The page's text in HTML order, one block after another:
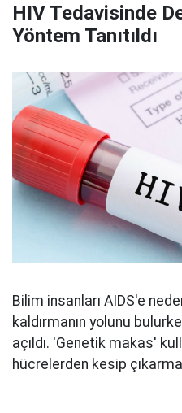
HIV Tedavisinde
Yöntem Tanıtıldı
Bilim insanları AIDS'e
kaldırmanın yolunu
açıldı. 'Genetik makas'
hücrelerden kesip